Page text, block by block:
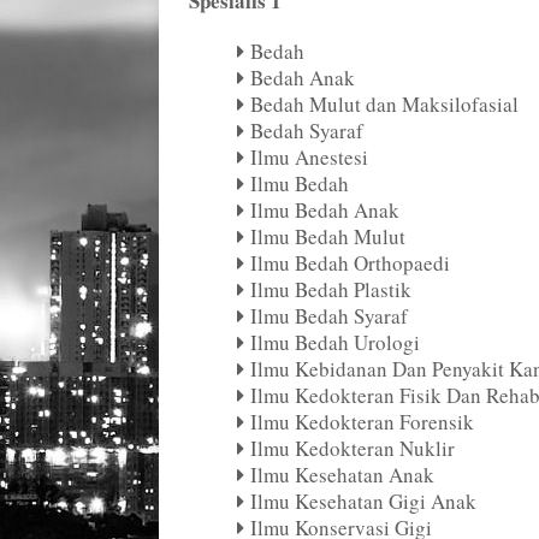
Bedah
Bedah Anak
Bedah Mulut dan Maksilofasial
Bedah Syaraf
Ilmu Anestesi
Ilmu Bedah
Ilmu Bedah Anak
Ilmu Bedah Mulut
Ilmu Bedah Orthopaedi
Ilmu Bedah Plastik
Ilmu Bedah Syaraf
Ilmu Bedah Urologi
Ilmu Kebidanan Dan Penyakit
Ilmu Kedokteran Fisik Dan
Ilmu Kedokteran Forensik
Ilmu Kedokteran Nuklir
Ilmu Kesehatan Anak
Ilmu Kesehatan Gigi Anak
Ilmu Konservasi Gigi